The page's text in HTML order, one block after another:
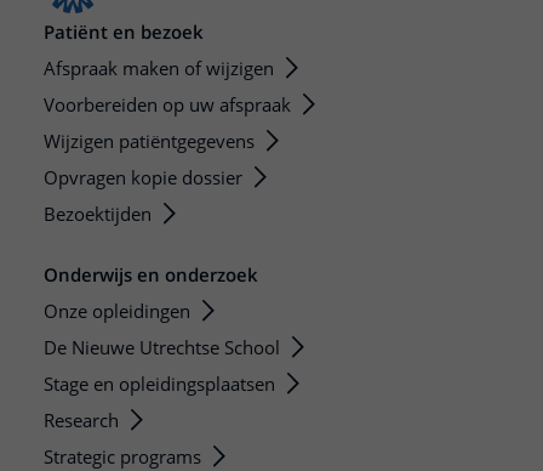
Patiënt en bezoek
Afspraak maken of wijzigen
Voorbereiden op uw afspraak
Wijzigen patiëntgegevens
Opvragen kopie dossier
Bezoektijden
Onderwijs en onderzoek
Onze opleidingen
De Nieuwe Utrechtse School
Stage en opleidingsplaatsen
Research
Strategic programs